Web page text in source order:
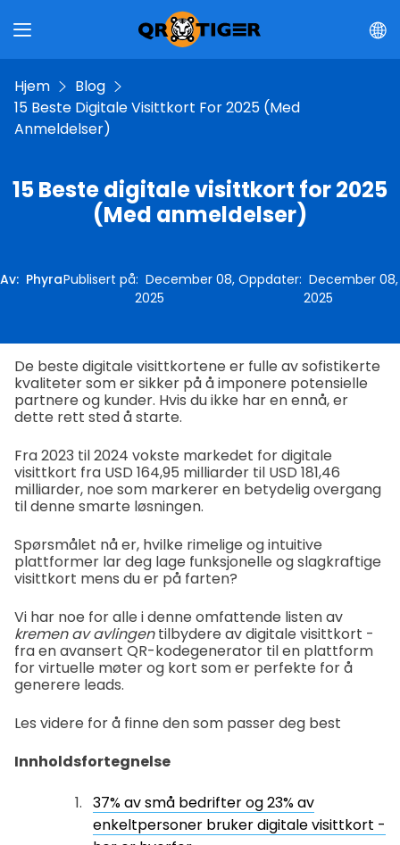
Hjem
Blog
15 Beste Digitale Visittkort For 2025 (Med
Anmeldelser)
15 Beste digitale visittkort for 2025
(Med anmeldelser)
Av: PhyraPublisert på:December 08,
2025
Oppdater: December 08,
2025
De beste digitale visittkortene er fulle av sofistikerte
kvaliteter som er sikker på å imponere potensielle
partnere og kunder. Hvis du ikke har en ennå, er
dette rett sted å starte.
Fra 2023 til 2024 vokste markedet for digitale
visittkort fra USD 164,95 milliarder til USD 181,46
milliarder, noe som markerer en betydelig overgang
til denne smarte løsningen.
Spørsmålet nå er, hvilke rimelige og intuitive
plattformer lar deg lage funksjonelle og slagkraftige
visittkort mens du er på farten?
Vi har noe for alle i denne omfattende listen av
kremen av avlingentilbydere av digitale visittkort -
fra en avansert QR-kodegenerator til en plattform
for virtuelle møter og kort som er perfekte for å
generere leads.
Les videre for å finne den som passer deg best
Innholdsfortegnelse
37% av små bedrifter og 23% av
enkeltpersoner bruker digitale visittkort -